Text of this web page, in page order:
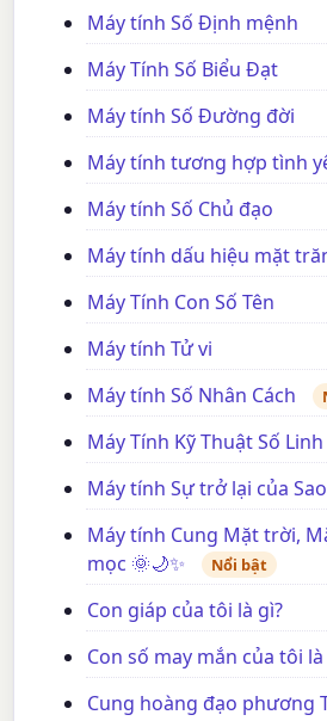
Máy tính Số Định mệnh
Máy Tính Số Biểu Đạt
Máy tính Số Đường đời
Máy tính tương hợp tình
Máy tính Số Chủ đạo
Máy tính dấu hiệu mặt
Máy Tính Con Số Tên
Máy tính Tử vi
Máy tính Số Nhân Cách
Máy Tính Kỹ Thuật Số
Máy tính Sự trở lại của
Máy tính Cung Mặt trời,
mọc 🌞🌙✨
Nổi bật
Con giáp của tôi là gì?
Con số may mắn của tôi là
Cung hoàng đạo phương